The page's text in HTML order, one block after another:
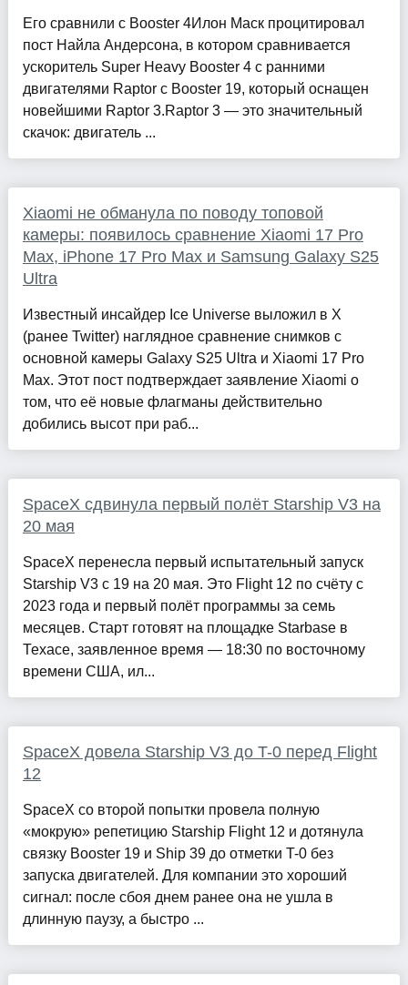
Его сравнили с Booster 4Илон Маск процитировал
пост Найла Андерсона, в котором сравнивается
ускоритель Super Heavy Booster 4 с ранними
двигателями Raptor с Booster 19, который оснащен
новейшими Raptor 3.Raptor 3 — это значительный
скачок: двигатель ...
Xiaomi не обманула по поводу топовой
камеры: появилось сравнение Xiaomi 17 Pro
Max, iPhone 17 Pro Max и Samsung Galaxy S25
Ultra
Известный инсайдер Ice Universe выложил в X
(ранее Twitter) наглядное сравнение снимков с
основной камеры Galaxy S25 Ultra и Xiaomi 17 Pro
Max. Этот пост подтверждает заявление Xiaomi о
том, что её новые флагманы действительно
добились высот при раб...
SpaceX сдвинула первый полёт Starship V3 на
20 мая
SpaceX перенесла первый испытательный запуск
Starship V3 с 19 на 20 мая. Это Flight 12 по счёту с
2023 года и первый полёт программы за семь
месяцев. Старт готовят на площадке Starbase в
Техасе, заявленное время — 18:30 по восточному
времени США, ил...
SpaceX довела Starship V3 до T-0 перед Flight
12
SpaceX со второй попытки провела полную
«мокрую» репетицию Starship Flight 12 и дотянула
связку Booster 19 и Ship 39 до отметки T-0 без
запуска двигателей. Для компании это хороший
сигнал: после сбоя днем ранее она не ушла в
длинную паузу, а быстро ...